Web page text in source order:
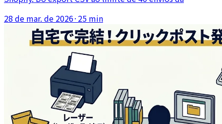
rastreamento aos erros de endereço e codificação: um
atalho direto para o artigo certo, com base em três anos
e 2.200 pedidos de operação real.
28 de mar. de 2026· 25 min